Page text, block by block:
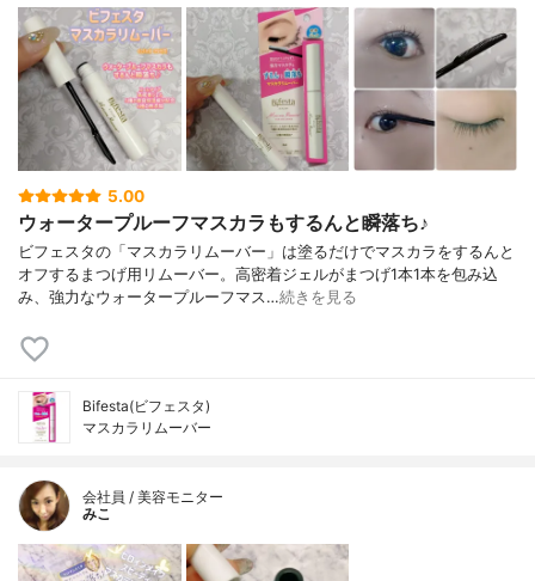
5.00
ウォータープルーフマスカラもするんと瞬落ち♪
ビフェスタの「マスカラリムーバー」は塗るだけでマスカラをするんと
オフするまつげ用リムーバー。高密着ジェルがまつげ1本1本を包み込
み、強力なウォータープルーフマス…続きを見る
Bifesta(ビフェスタ)
マスカラリムーバー
会社員 / 美容モニター
みこ